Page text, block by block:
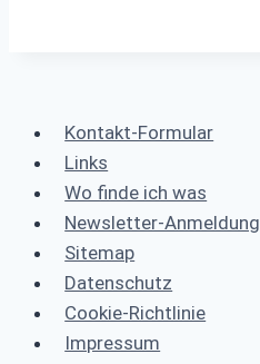
Kontakt-Formular
Links
Wo finde ich was
Newsletter-Anmeldung
Sitemap
Datenschutz
Cookie-Richtlinie
Impressum